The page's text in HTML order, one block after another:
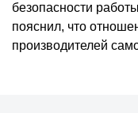
безопасности
пояснил, что
производителей